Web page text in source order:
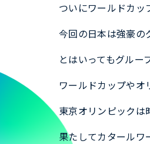
ついにワールドカッ
今回の日本は強豪の
とはいってもグルー
ワールドカップや
東京オリンピック
果たしてカタールワ